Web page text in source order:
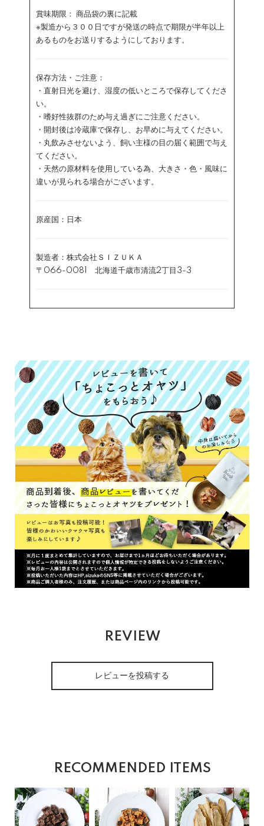
賞味期限： 商品袋の裏に記載
※製造から３００日ですが発送の時点で期限が半年以上
あるものをお送りするようにしております。
保存方法・ご注意：
・直射日光を避け、湿度の低いところで保存してくださ
い。
・嗜好性抜群のため与え過ぎにご注意ください。
・開封後は冷蔵庫で保存し、お早めに与えてください。
・丸飲みさせないよう、飼い主様の目の届く範囲で与え
てください。
・天然の原材料を使用している為、大きさ・色・風味に
違いが見られる場合がございます。
原産国：日本
製造者：株式会社ＳＩＺＵＫＡ
〒066-0081 北海道千歳市清流2丁目3-3
REVIEW
レビューを投稿する
RECOMMENDED ITEMS